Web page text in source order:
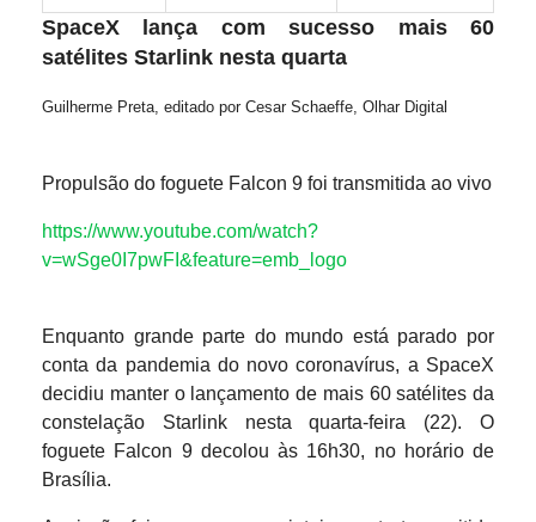
SpaceX lança com sucesso mais 60
satélites Starlink nesta quarta
Guilherme Preta, editado por Cesar Schaeffe, Olhar Digital
Propulsão do foguete Falcon 9 foi transmitida ao vivo
https://www.youtube.com/watch?
v=wSge0I7pwFI&feature=emb_logo
Enquanto grande parte do mundo está parado por
conta da pandemia do novo coronavírus, a SpaceX
decidiu manter o lançamento de mais 60 satélites da
constelação Starlink nesta quarta-feira (22). O
foguete Falcon 9 decolou às 16h30, no horário de
Brasília.